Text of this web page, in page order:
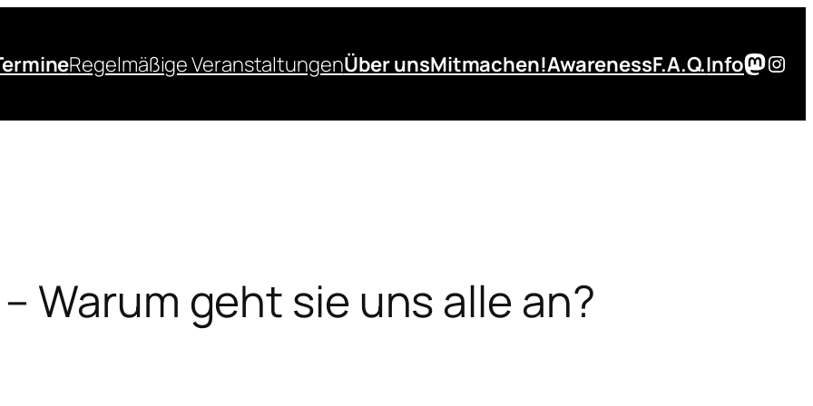
Regelmäßige VeranstaltungenÜber unsMitmachen!AwarenessF.A.Q.Info
Warum geht sie uns alle an?